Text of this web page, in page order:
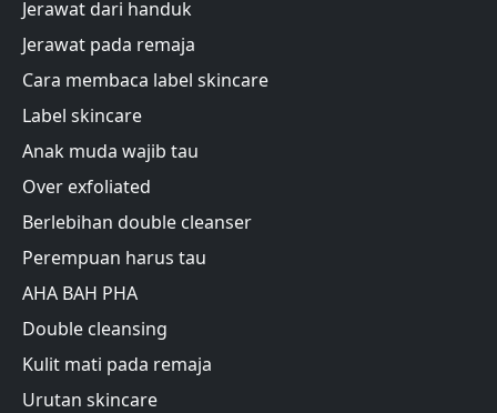
Jerawat dari handuk
Jerawat pada remaja
Cara membaca label skincare
Label skincare
Anak muda wajib tau
Over exfoliated
Berlebihan double cleanser
Perempuan harus tau
AHA BAH PHA
Double cleansing
Kulit mati pada remaja
Urutan skincare